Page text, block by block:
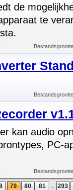
de
te
kan audio
PC-
79 80 81 ... 293